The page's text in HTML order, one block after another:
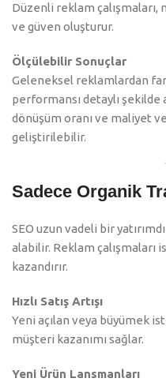
Düzenli reklam çalışmaları,
ve güven oluşturur.
Ölçülebilir Sonuçlar
Geleneksel reklamlardan
performansı detaylı şekilde
dönüşüm oranı ve maliyet
geliştirilebilir.
Sadece Organik
SEO uzun vadeli bir
alabilir. Reklam çalışmaları
kazandırır.
Hızlı Satış Artışı
Yeni açılan veya büyümek
müşteri kazanımı sağlar.
Yeni Ürün Lansmanları